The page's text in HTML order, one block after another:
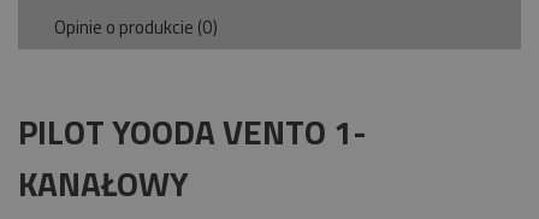
Opinie o produkcie (0)
PILOT YOODA VENTO 1-
KANAŁOWY